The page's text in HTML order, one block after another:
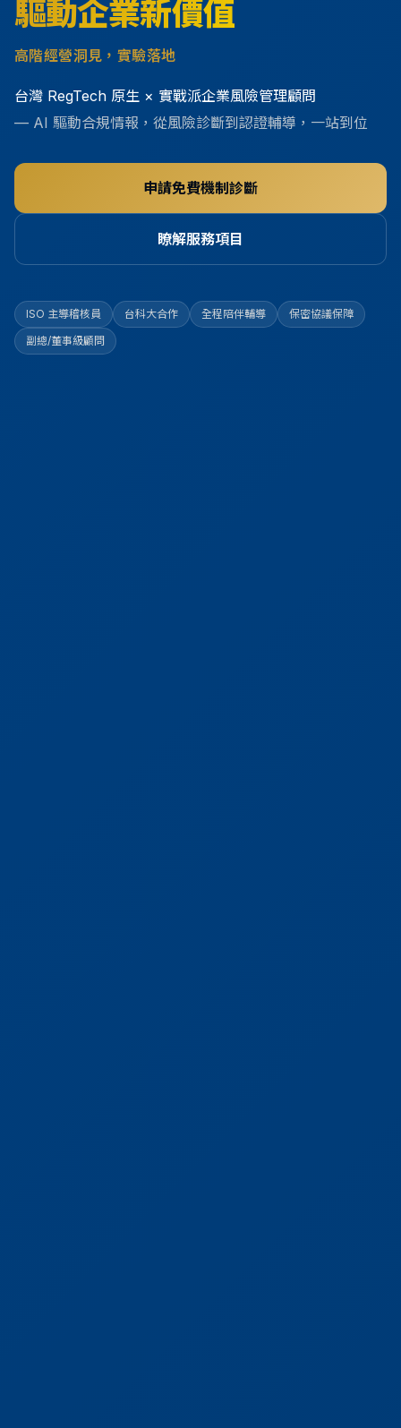
驅動企業新價值
高階經營洞見，實驗落地
台灣 RegTech 原生 × 實戰派企業風險管理顧問
— AI 驅動合規情報，從風險診斷到認證輔導，一站到位
申請免費機制診斷
瞭解服務項目
ISO 主導稽核員 台科大合作 全程陪伴輔導
保密協議保障
副總/董事級顧問